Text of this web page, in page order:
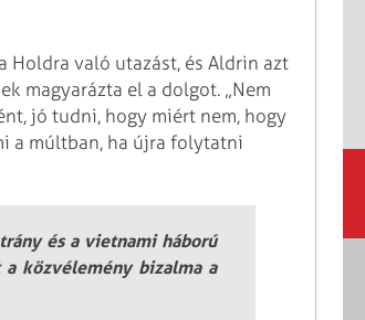
Holdra való utazást, és Aldrin azt
magyarázta el a dolgot. „Nem
jó tudni, hogy miért nem, hogy
a múltban, ha újra folytatni
és a vietnami háború
közvélemény bizalma a